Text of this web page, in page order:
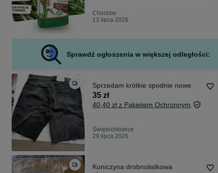
Chorzów
13 lipca 2026
Sprawdź ogłoszenia w większej odległości:
Sprzedam krótkie spodnie nowe
35 zł
40,40 zł z Pakietem Ochronnym
Świętochłowice
29 lipca 2026
Koniczyna drobnolistkowa